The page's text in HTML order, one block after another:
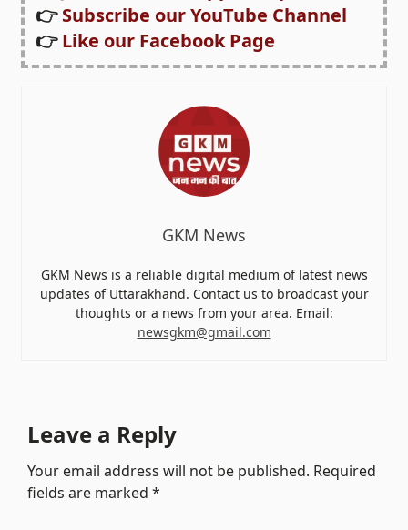
👉Subscribe our YouTube Channel
👉Like our Facebook Page
GKM News
GKM News is a reliable digital medium of latest news
updates of Uttarakhand. Contact us to broadcast your
thoughts or a news from your area. Email:
newsgkm@gmail.com
Leave a Reply
Your email address will not be published. Required
fields are marked*